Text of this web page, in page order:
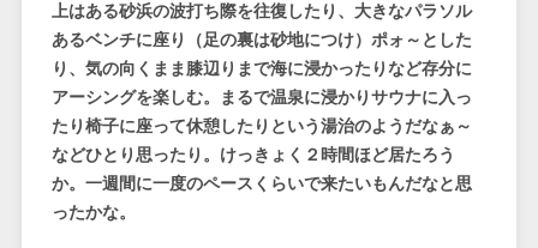
上はある砂浜の波打ち際を往復したり、大きなパラソル
あるベンチに座り（足の裏は砂地につけ）ポォ～とした
り、気の向くまま膝辺りまで海に浸かったりなど存分に
アーシングを楽しむ。まるで温泉に浸かりサウナに入っ
たり椅子に座って休憩したりという湯治のようだなぁ～
などひとり思ったり。けっきょく２時間ほど居たろう
か。一週間に一度のペースくらいで来たいもんだなと思
ったかな。